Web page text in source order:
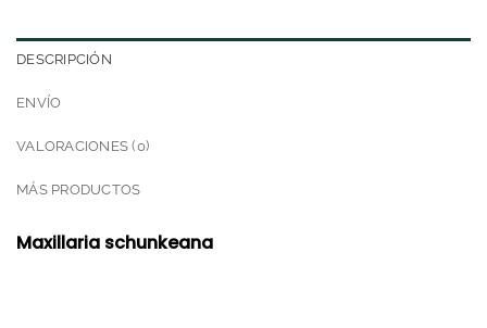
DESCRIPCIÓN
ENVÍO
VALORACIONES (0)
MÁS PRODUCTOS
Maxillaria schunkeana